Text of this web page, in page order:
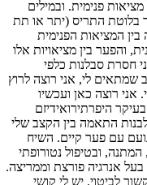
פנימית. ובמילים
בלוטת התריס (יתר או תת
המציאות הפנימית
והפער בין מציאויות אלו
חסרת סבלנות כלפי
שמתאים לי, אני רוצה לרוץ
רוצה כאן ועכשיו
בעיקר היפרתירואידיזם
התאמה בין הקצב שלי
עם פער קיים. השיח
ובטיפול נטורופתי
בעל אנרגיה פורצת וממריצה.
לביטוי. יש לי קושי